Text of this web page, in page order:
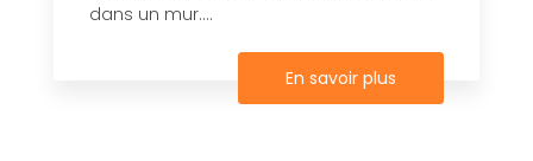
dans un mur....
En savoir plus